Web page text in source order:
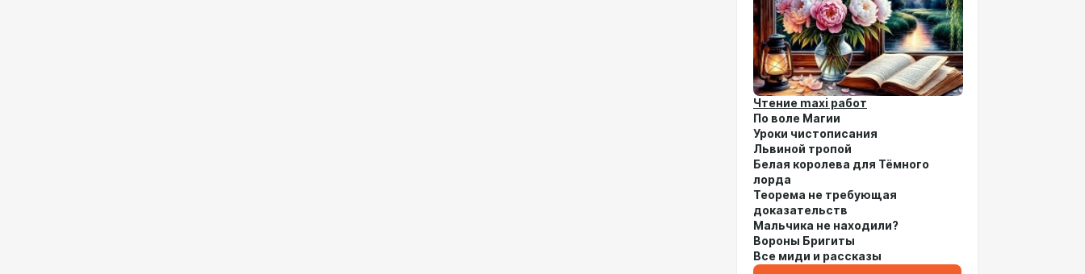
Чтение maxi работ
По воле Магии
Уроки чистописания
Львиной тропой
Белая королева для Тёмного
лорда
Теорема не требующая
доказательств
Мальчика не находили?
Вороны Бригиты
Все миди и рассказы